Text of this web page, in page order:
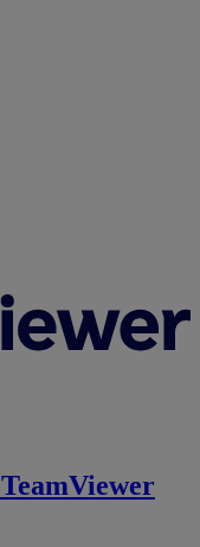
TeamViewer